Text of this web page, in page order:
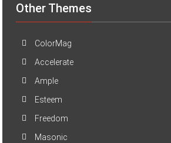
Other Themes
ColorMag
Accelerate
Ample
Esteem
Freedom
Masonic